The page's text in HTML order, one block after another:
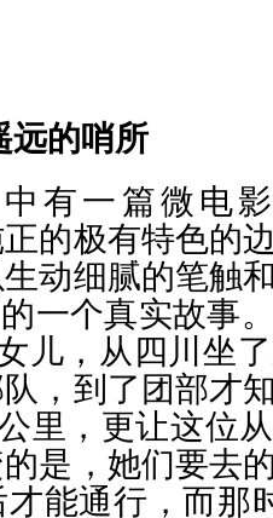
远的哨所
中有一篇微电
的极有特色的
动细腻的笔触
一个真实故事
儿，从四川坐
，到了团部才
里，更让这位
是，她们要去
能通行，而那